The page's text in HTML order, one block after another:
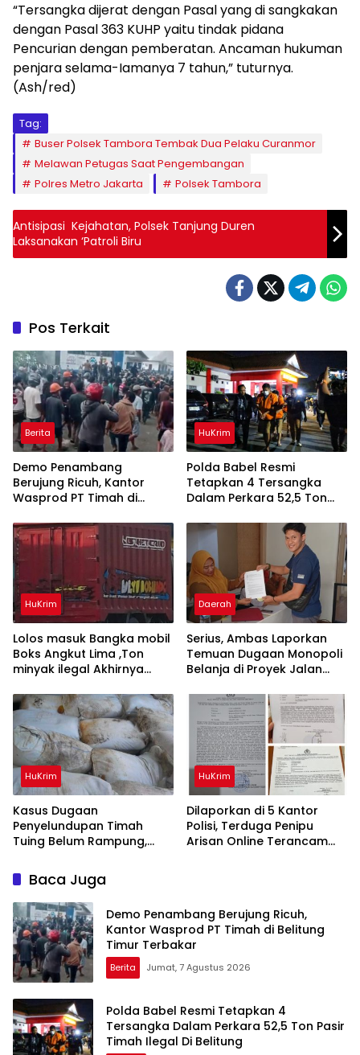
“Tersangka dijerat dengan Pasal yang di sangkakan
dengan Pasal 363 KUHP yaitu tindak pidana
Pencurian dengan pemberatan. Ancaman hukuman
penjara selama-Iamanya 7 tahun,” tuturnya.
(Ash/red)
Tag:
Buser Polsek Tambora Tembak Dua Pelaku Curanmor
Melawan Petugas Saat Pengembangan
Polres Metro Jakarta
Polsek Tambora
Antisipasi Kejahatan, Polsek Tanjung Duren
Laksanakan ‘Patroli Biru
Pos Terkait
Berita
Demo Penambang
Berujung Ricuh, Kantor
Wasprod PT Timah di
HuKrim
Polda Babel Resmi
Tetapkan 4 Tersangka
Dalam Perkara 52,5 Ton
Belitung
HuKrim
Lolos masuk Bangka mobil
Boks Angkut Lima ,Ton
minyak ilegal Akhirnya
Daerah
Serius, Ambas Laporkan
‎Temuan Dugaan Monopoli
Belanja di Proyek Jalan
HuKrim
Kasus Dugaan
Penyelundupan Timah
Tuing Belum Rampung,
Dalam Informasi
Penyidikan
HuKrim
Dilaporkan di 5 Kantor
Polisi, Terduga Penipu
Arisan Online Terancam
Baca Juga
Demo Penambang Berujung Ricuh,
Kantor Wasprod PT Timah di Belitung
Timur Terbakar
Berita Jumat, 7 Agustus 2026
Polda Babel Resmi Tetapkan 4
Tersangka Dalam Perkara 52,5 Ton Pasir
Timah Ilegal Di Belitung